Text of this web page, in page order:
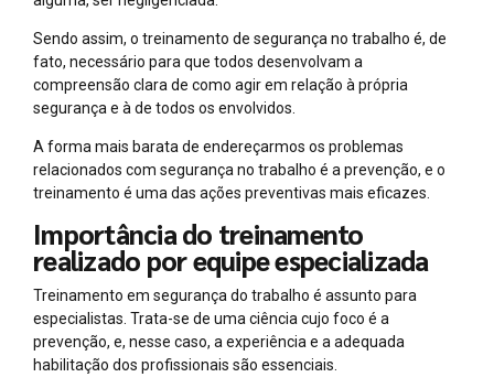
Sendo assim, o treinamento de segurança no trabalho é, de
fato, necessário para que todos desenvolvam a
compreensão clara de como agir em relação à própria
segurança e à de todos os envolvidos.
A forma mais barata de endereçarmos os problemas
relacionados com segurança no trabalho é a prevenção, e o
treinamento é uma das ações preventivas mais eficazes.
Importância do treinamento
realizado por equipe especializada
Treinamento em segurança do trabalho é assunto para
especialistas. Trata-se de uma ciência cujo foco é a
prevenção, e, nesse caso, a experiência e a adequada
habilitação dos profissionais são essenciais.